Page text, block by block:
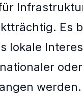
Es
lokale
werden.